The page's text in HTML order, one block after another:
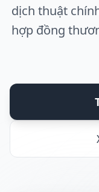
dịch thuật
hợp đồng